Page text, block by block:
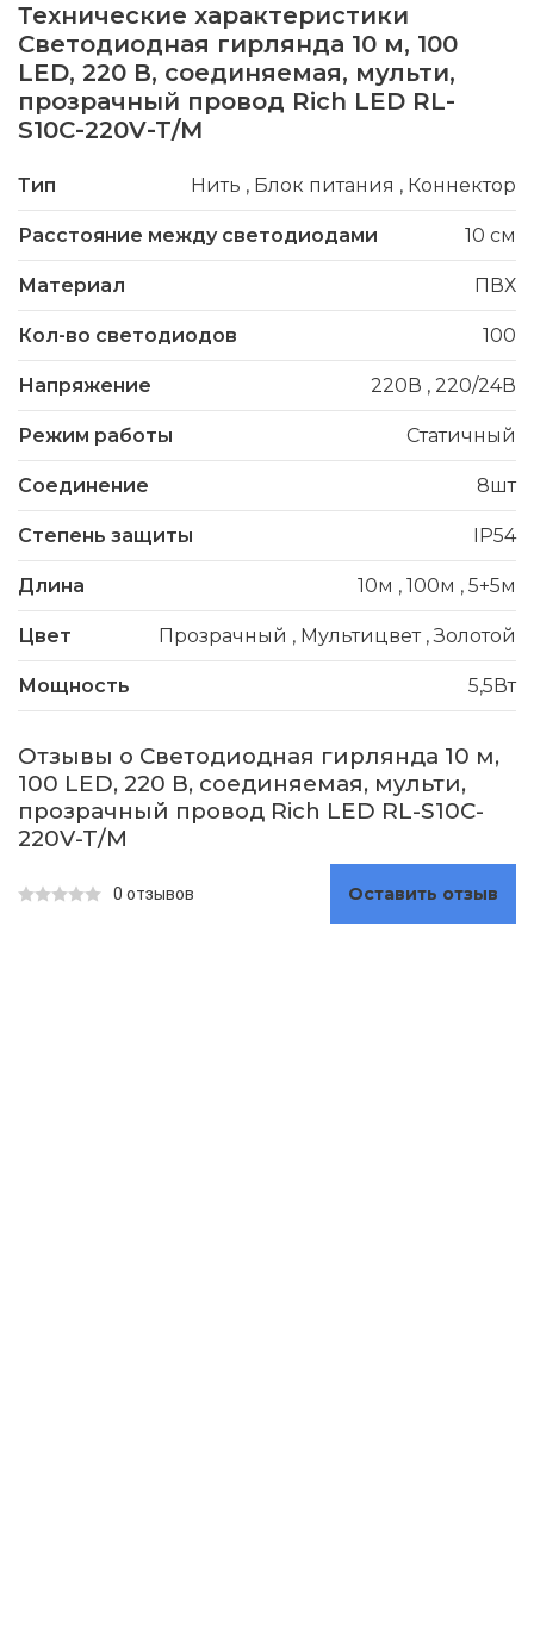
Технические характеристики
Светодиодная гирлянда 10 м, 100
LED, 220 В, соединяемая, мульти,
прозрачный провод Rich LED RL-
S10C-220V-T/M
Тип Нить , Блок питания , Коннектор
Расстояние между светодиодами 10 см
Материал ПВХ
Кол-во светодиодов 100
Напряжение 220В , 220/24В
Режим работы Статичный
Соединение 8шт
Степень защиты IP54
Длина 10м , 100м , 5+5м
Цвет Прозрачный , Мультицвет,Золотой
Мощность 5,5Вт
Отзывы о Светодиодная гирлянда 10 м,
100 LED, 220 В, соединяемая, мульти,
прозрачный провод Rich LED RL-S10C-
220V-T/M
0 отзывов Оставить отзыв